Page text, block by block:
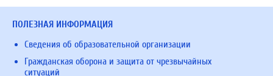
ПОЛЕЗНАЯ ИНФОРМАЦИЯ
Сведения об образовательной организации
Гражданская оборона и защита от чрезвычайных
ситуаций